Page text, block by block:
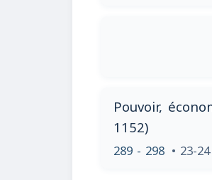
Pouvoir,
1152)
289 - 298 • 23-